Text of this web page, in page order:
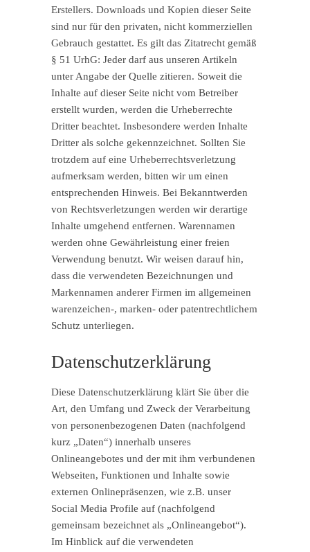
Erstellers. Downloads und Kopien dieser Seite
sind nur für den privaten, nicht kommerziellen
Gebrauch gestattet. Es gilt das Zitatrecht gemäß
§ 51 UrhG: Jeder darf aus unseren Artikeln
unter Angabe der Quelle zitieren. Soweit die
Inhalte auf dieser Seite nicht vom Betreiber
erstellt wurden, werden die Urheberrechte
Dritter beachtet. Insbesondere werden Inhalte
Dritter als solche gekennzeichnet. Sollten Sie
trotzdem auf eine Urheberrechtsverletzung
aufmerksam werden, bitten wir um einen
entsprechenden Hinweis. Bei Bekanntwerden
von Rechtsverletzungen werden wir derartige
Inhalte umgehend entfernen. Warennamen
werden ohne Gewährleistung einer freien
Verwendung benutzt. Wir weisen darauf hin,
dass die verwendeten Bezeichnungen und
Markennamen anderer Firmen im allgemeinen
warenzeichen-, marken- oder patentrechtlichem
Schutz unterliegen.
Datenschutzerklärung
Diese Datenschutzerklärung klärt Sie über die
Art, den Umfang und Zweck der Verarbeitung
von personenbezogenen Daten (nachfolgend
kurz „Daten“) innerhalb unseres
Onlineangebotes und der mit ihm verbundenen
Webseiten, Funktionen und Inhalte sowie
externen Onlinepräsenzen, wie z.B. unser
Social Media Profile auf (nachfolgend
gemeinsam bezeichnet als „Onlineangebot“).
Im Hinblick auf die verwendeten